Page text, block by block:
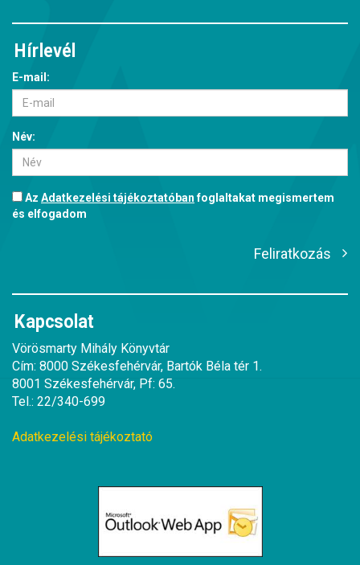
Hírlevél
E-mail:
Név:
Az Adatkezelési tájékoztatóbanfoglaltakat megismertem
és elfogadom
Feliratkozás
Kapcsolat
Vörösmarty Mihály Könyvtár
Cím: 8000 Székesfehérvár, Bartók Béla tér 1.
8001 Székesfehérvár, Pf: 65.
Tel.: 22/340-699
Adatkezelési tájékoztató